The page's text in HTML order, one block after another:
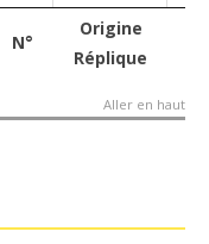
Origine
Réplique
N°
Origine
Réplique
Aller en haut